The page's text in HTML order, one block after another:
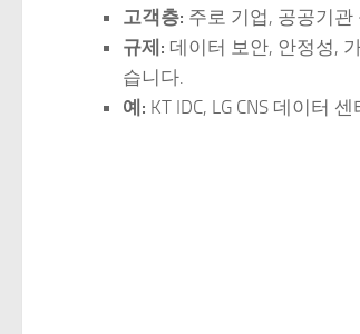
고객층: 주로 기업, 공공기
규제: 데이터 보안, 안정성,
습니다.
예: KT IDC, LG CNS 데이터